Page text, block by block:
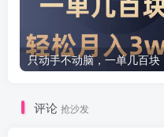
评论 抢沙发